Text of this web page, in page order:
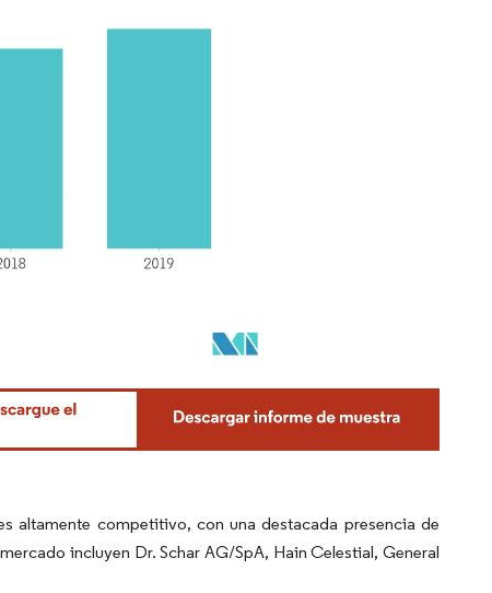
altamente competitivo, con una destacada presencia de
incluyen Dr. Schar AG/SpA, Hain Celestial, General